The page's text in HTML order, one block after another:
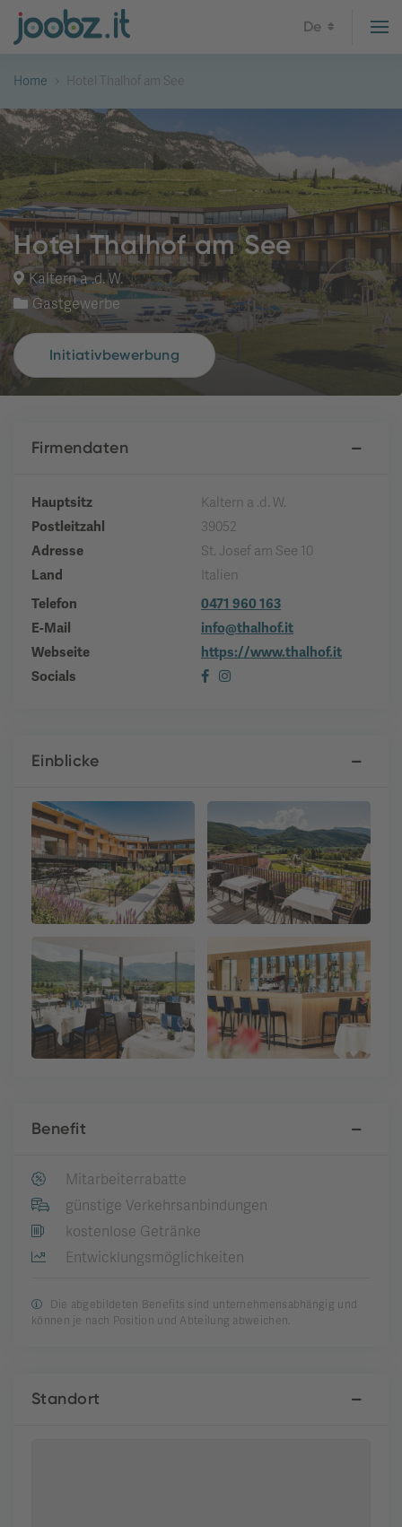
De
Home Hotel Thalhof am See
Hotel Thalhof am See
Kaltern a .d. W.
Gastgewerbe
Initiativbewerbung
Firmendaten
Hauptsitz
Kaltern a .d. W.
Postleitzahl
39052
Adresse
St. Josef am See 10
Land
Italien
Telefon
0471 960 163
E-Mail
info@thalhof.it
Webseite
https://www.thalhof.it
Socials
Einblicke
Benefit
Mitarbeiterrabatte
günstige Verkehrsanbindungen
kostenlose Getränke
Entwicklungsmöglichkeiten
Die abgebildeten Benefits sind unternehmensabhängig und
können je nach Position und Abteilung abweichen.
Standort